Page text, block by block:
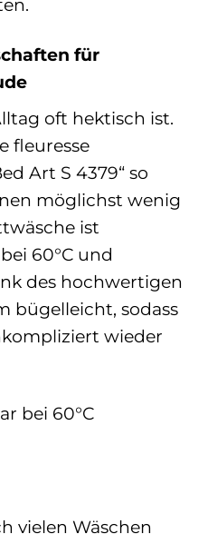
für
oft hektisch ist.
fleuresse
Art S 4379“ so
möglichst wenig
ist
60°C und
des hochwertigen
bügelleicht, sodass
wieder
bei 60°C
vielen Wäschen